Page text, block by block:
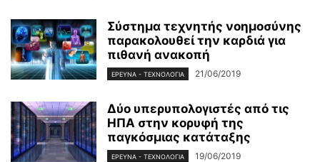
Σύστημα τεχνητής νοημοσύνης
παρακολουθεί την καρδιά για
πιθανή ανακοπή
ΈΡΕΥΝΑ - ΤΕΧΝΟΛΟΓΊΑ 21/06/2019
Δύο υπερυπολογιστές από τις
ΗΠΑ στην κορυφή της
παγκόσμιας κατάταξης
ΈΡΕΥΝΑ - ΤΕΧΝΟΛΟΓΊΑ 19/06/2019